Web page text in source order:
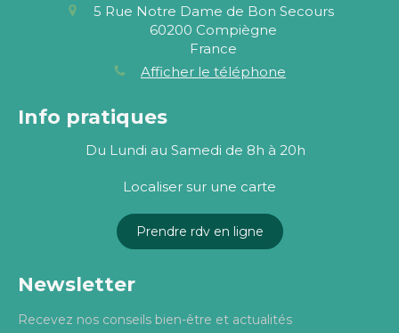
5 Rue Notre Dame de Bon Secours
60200 Compiègne
France
Afficher le téléphone
Info pratiques
Du Lundi au Samedi de 8h à 20h
Localiser sur une carte
Prendre rdv en ligne
Newsletter
Recevez nos conseils bien-être et actualités